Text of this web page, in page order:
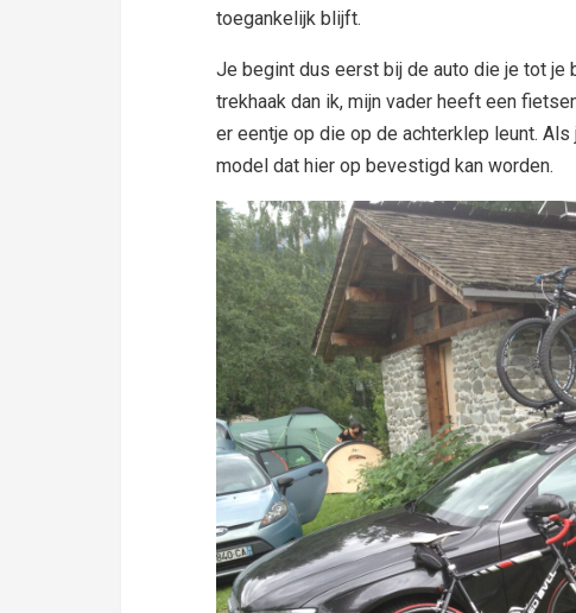
toegankelijk blijft.
Je begint dus eerst bij de auto die je tot je
trekhaak dan ik, mijn vader heeft een
er eentje op die op de achterklep leunt.
model dat hier op bevestigd kan worden.